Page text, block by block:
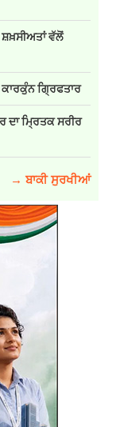
ਸ਼ਖ਼ਸੀਅਤਾਂ ਵੱਲੋਂ
ਕਾਰਕੁੰਨ ਗ੍ਰਿਫਤਾਰ
ਦਾ ਮ੍ਰਿਤਕ ਸਰੀਰ
→ ਬਾਕੀ ਸੁਰਖੀਆਂ